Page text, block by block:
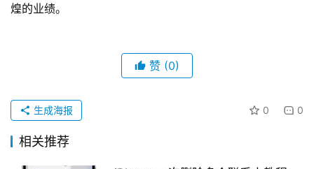
煌的业绩。
赞 (0)
0 0
生成海报
相关推荐